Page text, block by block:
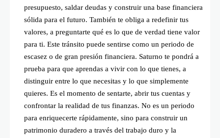
presupuesto, saldar deudas y construir una base financiera
sólida para el futuro. También te obliga a redefinir tus
valores, a preguntarte qué es lo que de verdad tiene valor
para ti. Este tránsito puede sentirse como un periodo de
escasez o de gran presión financiera. Saturno te pondrá a
prueba para que aprendas a vivir con lo que tienes, a
distinguir entre lo que necesitas y lo que simplemente
quieres. Es el momento de sentarte, abrir tus cuentas y
confrontar la realidad de tus finanzas. No es un periodo
para enriquecerte rápidamente, sino para construir un
patrimonio duradero a través del trabajo duro y la